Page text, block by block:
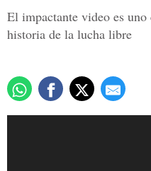
El impactante video es
historia de la lucha libre